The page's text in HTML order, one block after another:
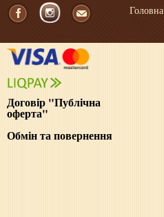
Договір "Публічна
оферта"
Обмін та повернення
Головна